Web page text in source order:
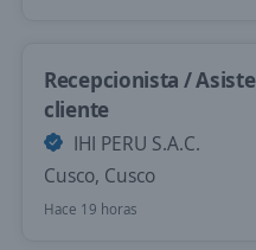
Recepcionista /
cliente
IHI PERU S.A.C.
Cusco, Cusco
Hace 19 horas